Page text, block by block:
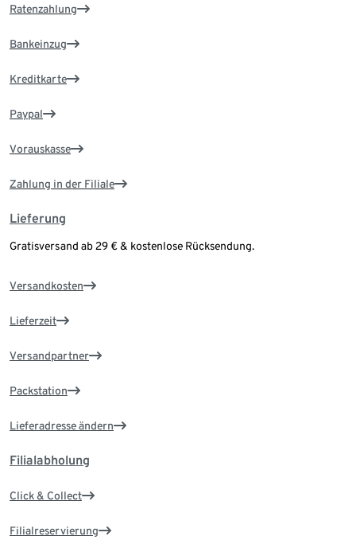
Ratenzahlung
Bankeinzug
Kreditkarte
Paypal
Vorauskasse
Zahlung in der Filiale
Lieferung
Gratisversand ab 29 € & kostenlose Rücksendung.
Versandkosten
Lieferzeit
Versandpartner
Packstation
Lieferadresse ändern
Filialabholung
Click & Collect
Filialreservierung